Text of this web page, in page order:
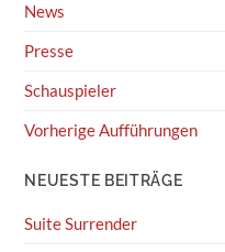
News
Presse
Schauspieler
Vorherige Aufführungen
NEUESTE BEITRÄGE
Suite Surrender